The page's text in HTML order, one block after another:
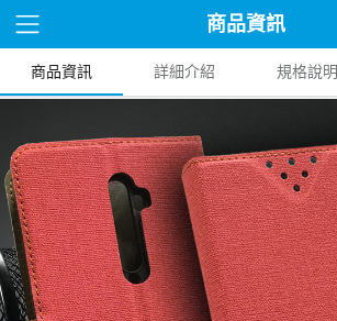
商品資訊
商品資訊 詳細介紹 規格說明